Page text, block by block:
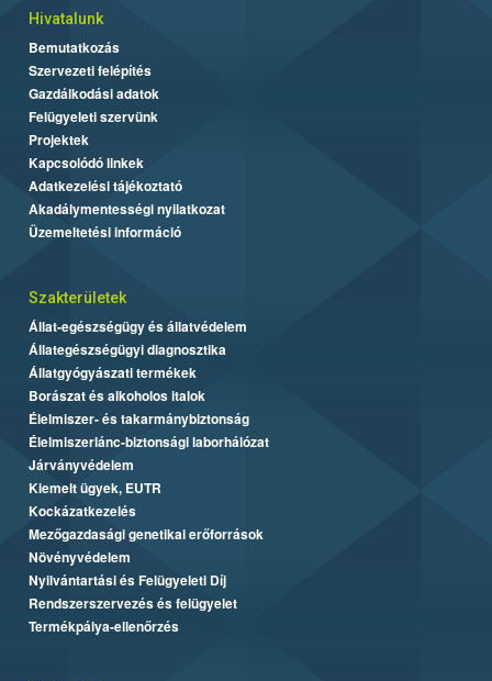
Hivatalunk
Bemutatkozás
Szervezeti felépítés
Gazdálkodási adatok
Felügyeleti szervünk
Projektek
Kapcsolódó linkek
Adatkezelési tájékoztató
Akadálymentességi nyilatkozat
Üzemeltetési információ
Szakterületek
Állat-egészségügy és állatvédelem
Állategészségügyi diagnosztika
Állatgyógyászati termékek
Borászat és alkoholos italok
Élelmiszer- és takarmánybiztonság
Élelmiszerlánc-biztonsági laborhálózat
Járványvédelem
Kiemelt ügyek, EUTR
Kockázatkezelés
Mezőgazdasági genetikai erőforrások
Növényvédelem
Nyilvántartási és Felügyeleti Díj
Rendszerszervezés és felügyelet
Termékpálya-ellenőrzés